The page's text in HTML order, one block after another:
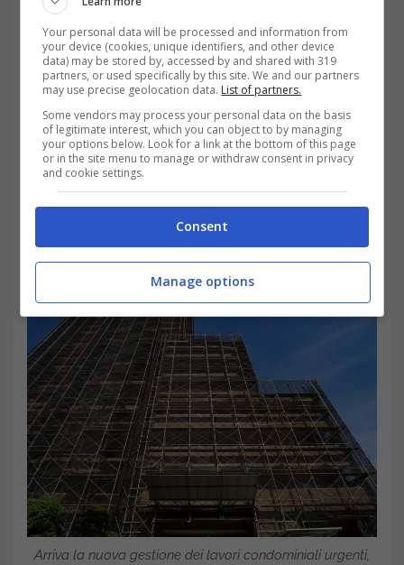
Cambieranno molti aspetti rispetto la
gestione dei lavori condominiali urgenti,
specie nelle loro conseguenze concrete, dal
momento in cuiper i condomini significa
avere più garanzie e tutele.
Arriva la nuova gestione dei lavori condominiali urgenti,
Your personal data will be processed and information from
your device (cookies, unique identifiers, and other device
data) may be stored by, accessed by and shared with 319
partners, or used specifically by this site. We and our partners
may use precise geolocation data. List of partners.
Some vendors may process your personal data on the basis
of legitimate interest, which you can object to by managing
your options below. Look for a link at the bottom of this page
or in the site menu to manage or withdraw consent in privacy
and cookie settings.
Consent
Manage options